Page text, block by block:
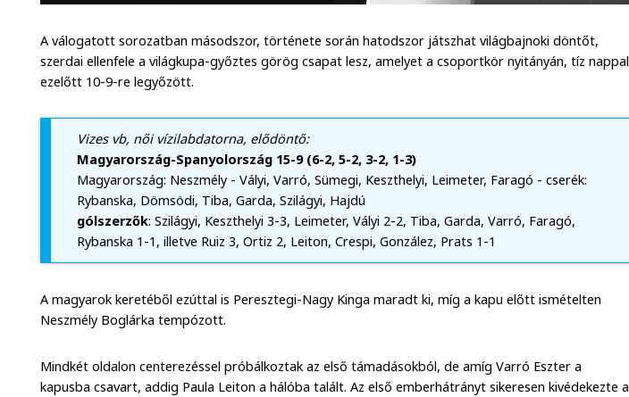
A válogatott sorozatban másodszor, története során hatodszor játszhat világbajnoki döntőt,
szerdai ellenfele a világkupa-győztes görög csapat lesz, amelyet a csoportkör nyitányán, tíz nappal
ezelőtt 10-9-re legyőzött.
Vizes vb, női vízilabdatorna, elődöntő:
Magyarország-Spanyolország 15-9 (6-2, 5-2, 3-2, 1-3)
Magyarország: Neszmély - Vályi, Varró, Sümegi, Keszthelyi, Leimeter, Faragó - cserék:
Rybanska, Dömsödi, Tiba, Garda, Szilágyi, Hajdú
gólszerzők: Szilágyi, Keszthelyi 3-3, Leimeter, Vályi 2-2, Tiba, Garda, Varró, Faragó,
Rybanska 1-1, illetve Ruiz 3, Ortiz 2, Leiton, Crespi, González, Prats 1-1
A magyarok keretéből ezúttal is Peresztegi-Nagy Kinga maradt ki, míg a kapu előtt ismételten
Neszmély Boglárka tempózott.
Mindkét oldalon centerezéssel próbálkoztak az első támadásokból, de amíg Varró Eszter a
kapusba csavart, addig Paula Leiton a hálóba talált. Az első emberhátrányt sikeresen kivédekezte a